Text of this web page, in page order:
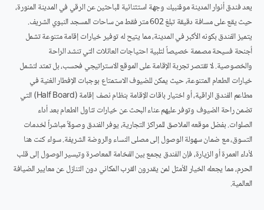
يعد فندق أنوار المدينة موڤنبيك وجهة استثنائية للباحثين عن الرقي في المدينة المنورة،
حيث يقع على مسافة دقيقة تبلغ 602 متر فقط من ساحات المسجد النبوي الشريف.
يتميز الفندق بكونه الأكبر في المدينة، مما يتيح له توفير خيارات إقامة متنوعة تشمل
أجنحة فسيحة مصممة خصيصاً لتلبية احتياجات العائلات التي تنشد الراحة
والخصوصية. لا تقتصر تجربة الإقامة على الموقع الاستراتيجي فحسب، بل تمتد لتشمل
خيارات الطعام المتنوعة، حيث يمكن للضيوف الاستمتاع بوجبات الإفطار الغنية في
مطاعم الفندق الراقية، أو اختيار باقات الإقامة بنظام نصف إقامة (Half Board) التي
تضمن راحة الضيوف وتوفر عليهم عناء البحث عن خيارات تناول الطعام بعد أداء
الصلوات. بفضل موقعه الملاصق للمراكز التجارية، يوفر الفندق وصولاً مباشراً لخدمات
التسوق، مع ضمان سهولة الوصول إلى مصلى النساء والروضة الشريفة. سواء كنت هنا
لأداء العمرة أو الزيارة، فإن الفندق يجمع بين الفخامة المعاصرة وتيسير الوصول إلى قلب
الحرم، مما يجعله الخيار الأمثل لمن يقدرون القرب المكاني دون التنازل عن معايير الضيافة
العالمية.